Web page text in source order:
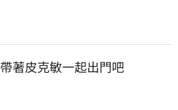
帶著皮克敏一起出門吧